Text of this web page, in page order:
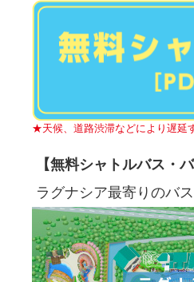
★天候、道路渋滞などにより遅延
【無料シャトルバス・
ラグナシア最寄りのバ